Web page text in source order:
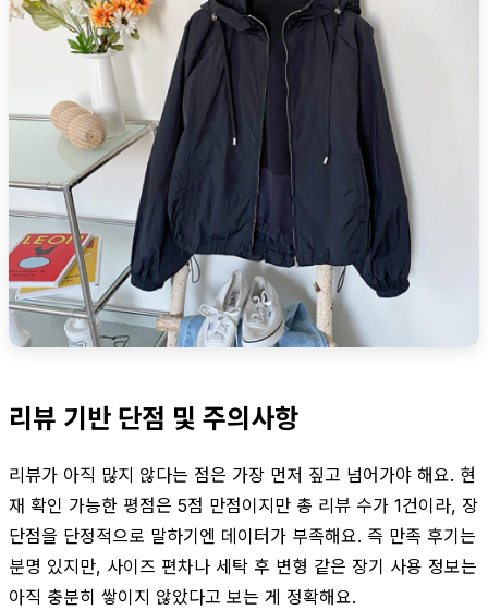
리뷰 기반 단점 및 주의사항
리뷰가 아직 많지 않다는 점은 가장 먼저 짚고 넘어가야 해요. 현
재 확인 가능한 평점은 5점 만점이지만 총 리뷰 수가 1건이라, 장
단점을 단정적으로 말하기엔 데이터가 부족해요. 즉 만족 후기는
분명 있지만, 사이즈 편차나 세탁 후 변형 같은 장기 사용 정보는
아직 충분히 쌓이지 않았다고 보는 게 정확해요.